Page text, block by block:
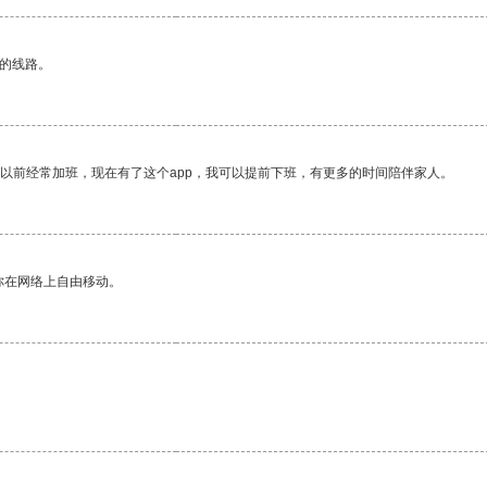
线路。
经常加班，现在有了这个app，我可以提前下班，有更多的时间陪伴家人。
网络上自由移动。